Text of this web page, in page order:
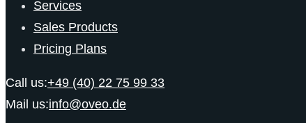
Services
Sales Products
Pricing Plans
Call us:+49 (40) 22 75 99 33
Mail us:info@oveo.de